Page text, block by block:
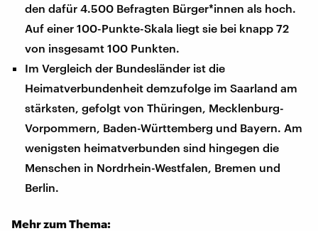
den dafür 4.500 Befragten Bürger*innen als hoch.
Auf einer 100-Punkte-Skala liegt sie bei knapp 72
von insgesamt 100 Punkten.
Im Vergleich der Bundesländer ist die
Heimatverbundenheit demzufolge im Saarland am
stärksten, gefolgt von Thüringen, Mecklenburg-
Vorpommern, Baden-Württemberg und Bayern. Am
wenigsten heimatverbunden sind hingegen die
Menschen in Nordrhein-Westfalen, Bremen und
Berlin.
Mehr zum Thema: